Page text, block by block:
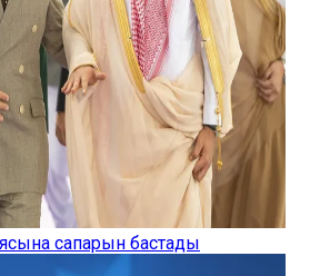
сапарын бастады